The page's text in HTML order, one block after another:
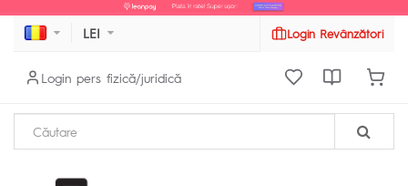
LEI Login Revânzători
Login pers fizică/juridică